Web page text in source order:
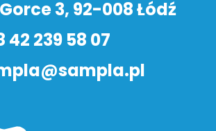
3, 92-008 Łódź
42 239 58 07